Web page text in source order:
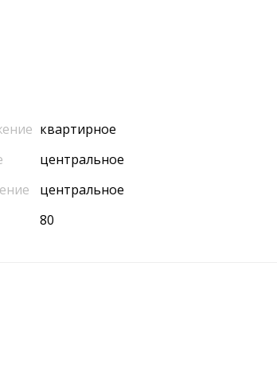
квартирное
центральное
центральное
80